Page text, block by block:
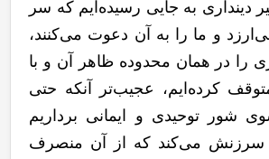
به جایی رسیده‌ایم که سر
و ما را به آن دعوت میکنند،
را در همان محدوده ظاهر آن و با
کرده‌ایم، عجیب‌تر آنکه حتی
شور توحیدی و ایمانی برداریم
سرزنش می‌کند که از آن منصرف